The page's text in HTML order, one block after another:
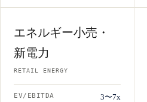
エネルギー小売・
新電力
RETAIL ENERGY
EV/EBITDA 3〜7x